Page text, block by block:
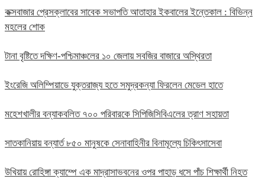
কক্সবাজার প্রেসক্লাবের সাবেক সভাপতি আতাহার ইকবালের ইন্তেকাল : বিভিন্ন
মহলের শোক
টানা বৃষ্টিতে দক্ষিণ-পশ্চিমাঞ্চলের ১০ জেলায় সবজির বাজারে অস্থিরতা
ইংরেজি অলিম্পিয়াডে যুক্তরাজ্য হতে সমুদ্রকন্যা ফিরলেন মেডেল হাতে
মহেশখালীর বন্যাকবলিত ৭০০ পরিবারকে সিপিজিসিবিএলের ত্রাণ সহায়তা
সাতকানিয়ায় বন্যার্ত ৮৫০ মানুষকে সেনাবাহিনীর বিনামূল্যে চিকিৎসাসেবা
উখিয়ায় রোহিঙ্গা ক্যাম্পে এক মাদ্রাসাভবনের ওপর পাহাড় ধসে পাঁচ শিক্ষার্থী নিহত